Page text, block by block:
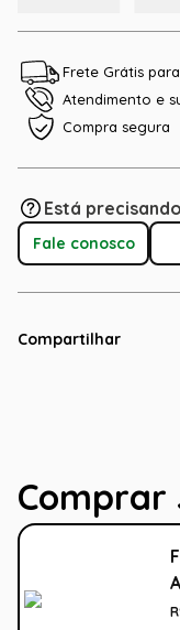
Frete Grátis
Atendimento e
Compra segura
Está
Fale conosco
Compartilhar
Comprar